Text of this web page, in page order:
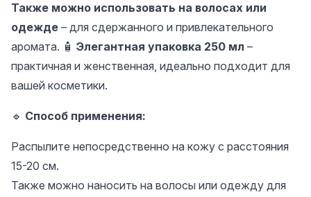
Также можно использовать на волосах или
одежде – для сдержанного и привлекательного
аромата. 🧴 Элегантная упаковка 250 мл –
практичная и женственная, идеально подходит для
вашей косметики.
🔹 Способ применения:
Распылите непосредственно на кожу с расстояния
15-20 см.
Также можно наносить на волосы или одежду для